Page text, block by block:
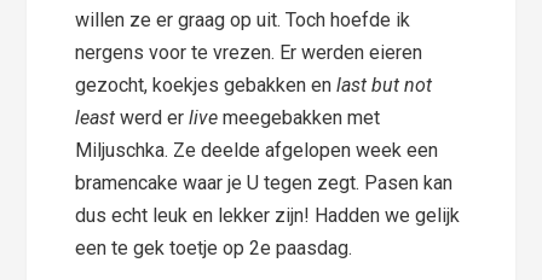
willen ze er graag op uit. Toch hoefde ik
nergens voor te vrezen. Er werden eieren
gezocht, koekjes gebakken en last but not
leastwerd erlive meegebakken met
Miljuschka. Ze deelde afgelopen week een
bramencake waar je U tegen zegt. Pasen kan
dus echt leuk en lekker zijn! Hadden we gelijk
een te gek toetje op 2e paasdag.